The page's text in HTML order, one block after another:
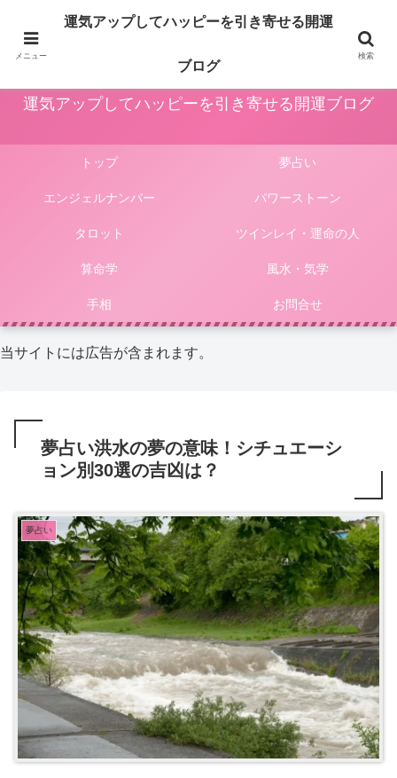
占いや風水、気学やパワーストーン等による運気アップ法は人生をより楽しく
豊かにしてくれます。このサイトではそんな様々な占いやパワーストーンによ
運気アップしてハッピーを引き寄せる開運ブログ
トップ 夢占い
エンジェルナンバー パワーストーン
タロット ツインレイ・運命の人
算命学 風水・気学
手相 お問合せ
当サイトには広告が含まれます。
夢占い洪水の夢の意味！シチュエーシ
ョン別30選の吉凶は？
夢占い
メニュー
運気アップしてハッピーを引き寄せる開運
ブログ
検索